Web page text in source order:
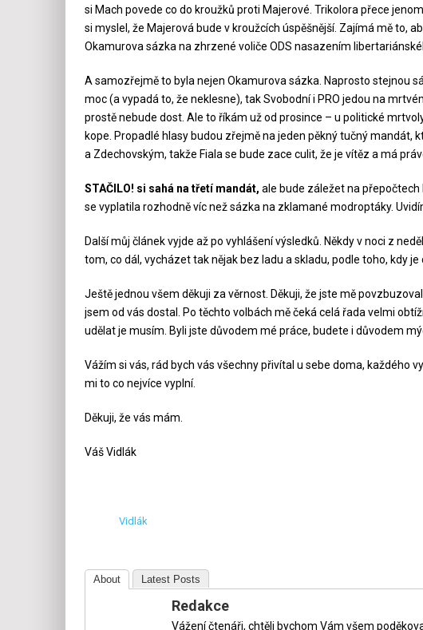
si Mach povede co do kroužků proti Majerové. Trikolora přece
si myslel, že Majerová bude v kroužcích úspěšnější. Zajímá mě to,
Okamurova sázka na zhrzené voliče ODS nasazením
A samozřejmě to byla nejen Okamurova sázka. Naprosto stejnou
moc (a vypadá to, že neklesne), tak Svobodní i PRO jedou na
prostě nebude dost. Ale to říkám už od prosince – u politické
kope. Propadlé hlasy budou zřejmě na jeden pěkný tučný mandát,
a Zdechovským, takže Fiala se bude zace culit, že je vítěz a má
STAČILO! si sahá na třetí mandát, ale bude záležet na
se vyplatila rozhodně víc než sázka na zklamané modroptáky.
Další můj článek vyjde až po vyhlášení výsledků. Někdy v noci z
tom, co dál, vycházet tak nějak bez ladu a skladu, podle toho, kdy
Ještě jednou všem děkuji za věrnost. Děkuji, že jste mě
jsem od vás dostal. Po těchto volbách mě čeká celá řada velmi
udělat je musím. Byli jste důvodem mé práce, budete i důvodem
Vážím si vás, rád bych vás všechny přivítal u sebe doma, každého
mi to co nejvíce vyplní.
Děkuji, že vás mám.
Váš Vidlák
Vidlák
About Latest Posts
Redakce
Vážení čtenáři, chtěli bychom Vám všem